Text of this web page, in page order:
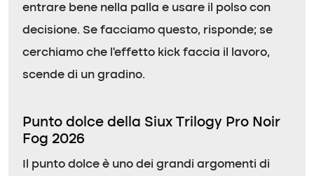
entrare bene nella palla e usare il polso con
decisione. Se facciamo questo, risponde; se
cerchiamo che l’effetto kick faccia il lavoro,
scende di un gradino.
Punto dolce della Siux Trilogy Pro Noir
Fog 2026
Il punto dolce è uno dei grandi argomenti di